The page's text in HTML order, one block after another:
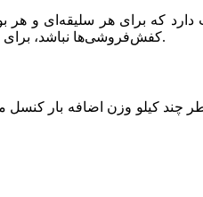
که برای هر سلیقه‌ای و هر
کفش‌فروشی‌ها نباشد، برای خرید کفش سرمایه‌گذاری کنید‌. البته که قیمت‌های سربه‌فلک‌کشیده یا بسیار ارزان نمی‌توانند کیفیت واقعی یک کفش را نشان دهد.
چند کیلو وزن اضافه بار